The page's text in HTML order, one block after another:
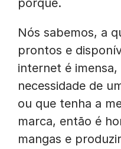
porquê.
Nós sabemos, a
prontos e
internet é
necessidade de
ou que tenha a
marca, então é
mangas e